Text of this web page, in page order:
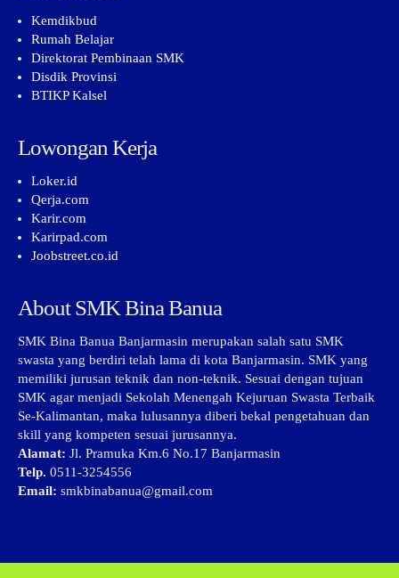
Kemdikbud
Rumah Belajar
Direktorat Pembinaan SMK
Disdik Provinsi
BTIKP Kalsel
Lowongan Kerja
Loker.id
Qerja.com
Karir.com
Karirpad.com
Joobstreet.co.id
About SMK Bina Banua
SMK Bina Banua Banjarmasin merupakan salah satu SMK
swasta yang berdiri telah lama di kota Banjarmasin. SMK yang
memiliki jurusan teknik dan non-teknik. Sesuai dengan tujuan
SMK agar menjadi Sekolah Menengah Kejuruan Swasta Terbaik
Se-Kalimantan, maka lulusannya diberi bekal pengetahuan dan
skill yang kompeten sesuai jurusannya.
Alamat: Jl. Pramuka Km.6 No.17 Banjarmasin
Telp. 0511-3254556
Email: smkbinabanua@gmail.com